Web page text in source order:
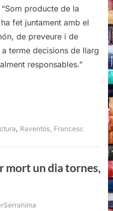
producte de la
fet juntament amb el
de preveure i de
terme decisions de llarg
responsables.”
Raventós, Francesc
mort un dia tornes,